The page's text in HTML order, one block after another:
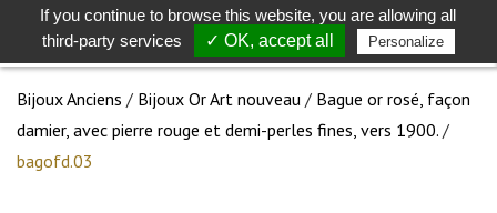
Toggle
search
Bijoux Anciens / Bijoux Or Art nouveau / Bague or rosé, façon
damier, avec pierre rouge et demi-perles fines, vers 1900. /
bagofd.03
If you continue to browse this website, you are allowing all
third-party services
✓ OK, accept all Personalize